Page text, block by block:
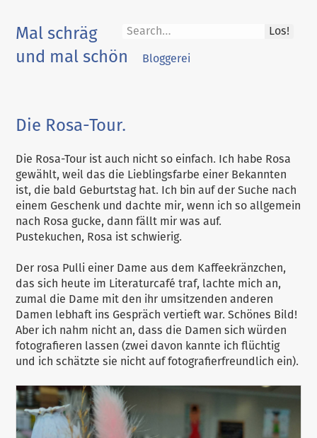
content
Los!
Mal schräg
und mal schön
Bloggerei
Die Rosa-Tour.
Die Rosa-Tour ist auch nicht so einfach. Ich habe Rosa
gewählt, weil das die Lieblingsfarbe einer Bekannten
ist, die bald Geburtstag hat. Ich bin auf der Suche nach
einem Geschenk und dachte mir, wenn ich so allgemein
nach Rosa gucke, dann fällt mir was auf.
Pustekuchen, Rosa ist schwierig.
Der rosa Pulli einer Dame aus dem Kaffeekränzchen,
das sich heute im Literaturcafé traf, lachte mich an,
zumal die Dame mit den ihr umsitzenden anderen
Damen lebhaft ins Gespräch vertieft war. Schönes Bild!
Aber ich nahm nicht an, dass die Damen sich würden
fotografieren lassen (zwei davon kannte ich flüchtig
und ich schätzte sie nicht auf fotografierfreundlich ein).